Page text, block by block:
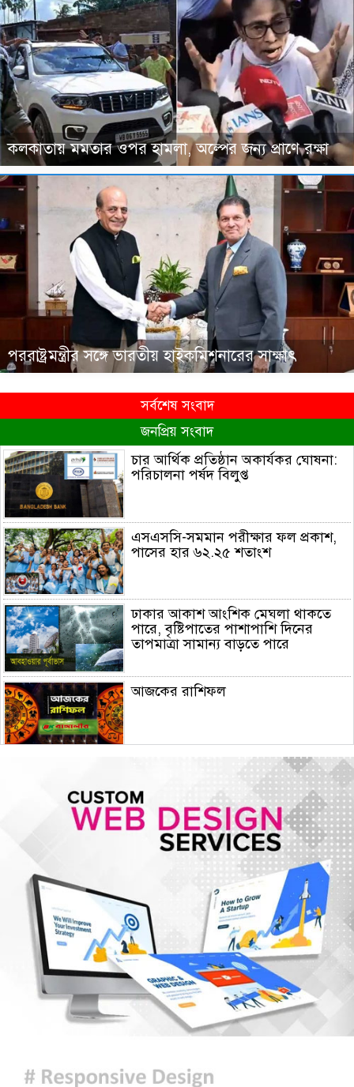
কলকাতায় মমতার ওপর হামলা, অল্পের জন্য প্রাণে রক্ষা
পররাষ্ট্রমন্ত্রীর সঙ্গে ভারতীয় হাইকমিশনারের সাক্ষাৎ
সর্বশেষ সংবাদ
জনপ্রিয় সংবাদ
চার আর্থিক প্রতিষ্ঠান অকার্যকর ঘোষনা:
পরিচালনা পর্ষদ বিলুপ্ত
এসএসসি-সমমান পরীক্ষার ফল প্রকাশ,
পাসের হার ৬২.২৫ শতাংশ
ঢাকার আকাশ আংশিক মেঘলা থাকতে
পারে, বৃষ্টিপাতের পাশাপাশি দিনের
তাপমাত্রা সামান্য বাড়তে পারে
আজকের রাশিফল
বিভ্রান্তকারীদের ব্যাপারে সতর্ক থাকুন :
কলকাতায় মমতার ওপর হামলা, অল্পের
জন্য প্রাণে রক্ষা
পররাষ্ট্রমন্ত্রীর সঙ্গে ভারতীয়
হাইকমিশনারের সাক্ষাৎ
স্থানীয় নির্বাচন সামনে রেখে ভোটার
তালিকার খসড়া প্রকাশ
বাঁশখালীতে বন্যায় ক্ষতিগ্রস্তদের হাতে